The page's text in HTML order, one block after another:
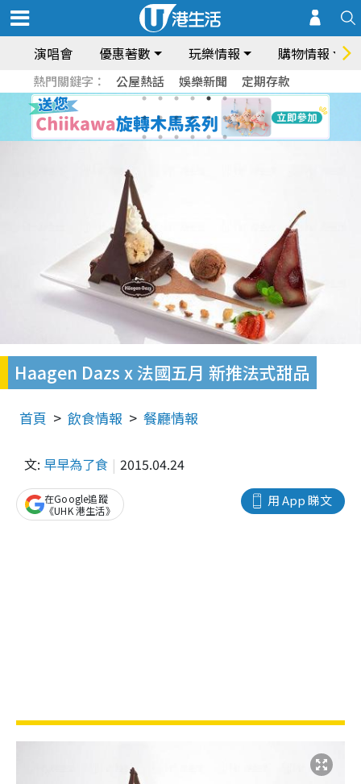
演唱會 優惠著數 玩樂情報 購物情報
熱門關鍵字： 公屋熱話 娛樂新聞 定期存款
Haagen Dazs x 法國五月 新推法式甜品
首頁 飲食情報 餐廳情報
文: 早早為了食 2015.04.24
用 App 睇文
在Google追蹤
《UHK 港生活》